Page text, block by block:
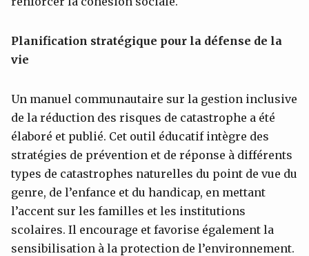
Planification stratégique pour la défense de la
vie
Un manuel communautaire sur la gestion inclusive
de la réduction des risques de catastrophe a été
élaboré et publié. Cet outil éducatif intègre des
stratégies de prévention et de réponse à différents
types de catastrophes naturelles du point de vue du
genre, de l’enfance et du handicap, en mettant
l’accent sur les familles et les institutions
scolaires. Il encourage et favorise également la
sensibilisation à la protection de l’environnement.